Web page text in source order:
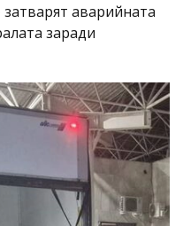
аварийната
заради